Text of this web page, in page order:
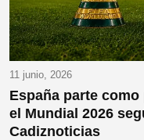
11 junio, 2026
España parte
el Mundial 2026
Cadiznoticias